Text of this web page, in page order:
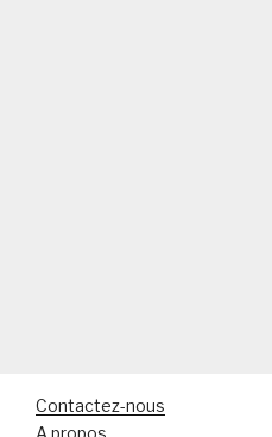
Contactez-nous
A propos